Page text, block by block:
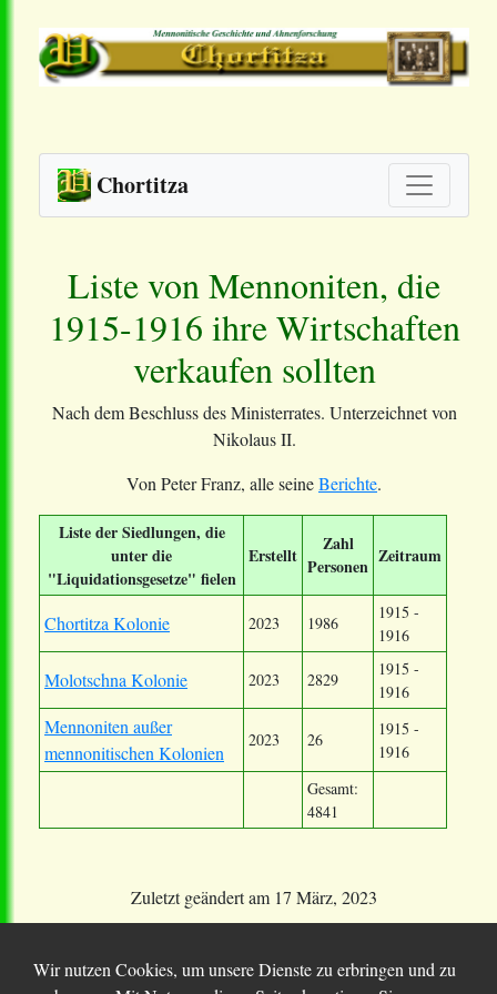
Chortitza
Liste von Mennoniten, die
1915-1916 ihre Wirtschaften
verkaufen sollten
Nach dem Beschluss des Ministerrates. Unterzeichnet von
Nikolaus II.
Von Peter Franz, alle seineBerichte.
Liste der Siedlungen, die
unter die
"Liquidationsgesetze" fielen
Erstellt
Zahl
Personen Zeitraum
Chortitza Kolonie 2023 1986
1915 -
1916
Molotschna Kolonie 2023 2829
1915 -
1916
Mennoniten außer
mennonitischen Kolonien
2023 26
1915 -
1916
Gesamt:
4841
Zuletzt geändert am 17 März, 2023
Wir nutzen Cookies, um unsere Dienste zu erbringen und zu